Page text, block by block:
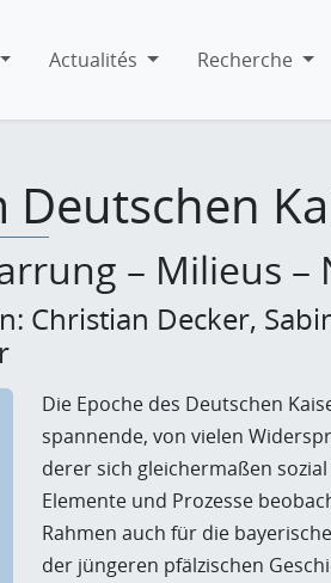
Actualités Recherche
Deutschen
– Milieus –
Christian Decker,
Die Epoche des Deutschen
spannende, von vielen
derer sich gleichermaßen
Elemente und Prozesse
Rahmen auch für die
der jüngeren pfälzischen